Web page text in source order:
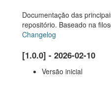
Documentação das
repositório. Baseado na
Changelog
[1.0.0] - 2026-02-10
Versão inicial